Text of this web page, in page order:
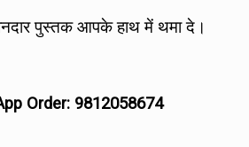
पुस्तक आपके हाथ में थमा दे।
Order: 9812058674